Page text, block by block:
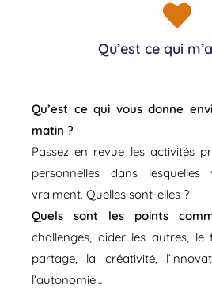
Qu’est ce qui
Qu’est ce qui vous donne
matin ?
Passez en revue les activités
personnelles dans
vraiment. Quelles sont-elles ?
Quels sont les points
challenges, aider les autres, le
partage, la créativité,
l’autonomie…